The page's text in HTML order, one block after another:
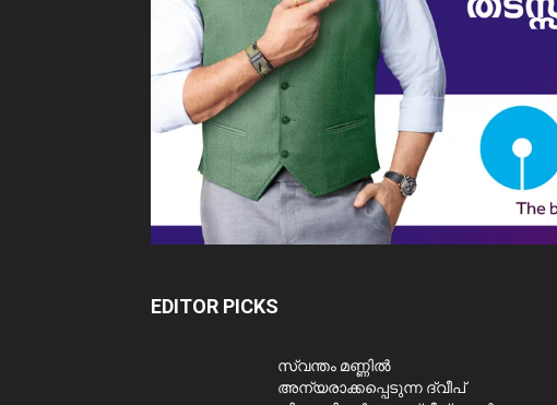
EDITOR PICKS
സ്വന്തം മണ്ണിൽ
അന്യരാക്കപ്പെടുന്ന ദ്വീപ്